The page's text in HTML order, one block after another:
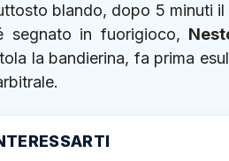
blando, dopo 5 minuti
segnato in fuorigioco,
la bandierina, fa prima